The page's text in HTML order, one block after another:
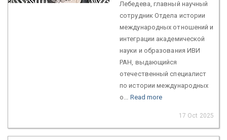
Лебедева, главный научный
сотрудник Отдела истории
международных отношений и
интеграции академической
науки и образования ИВИ
РАН, выдающийся
отечественный специалист
по истории международных
о... Read more
17 Oct 2025